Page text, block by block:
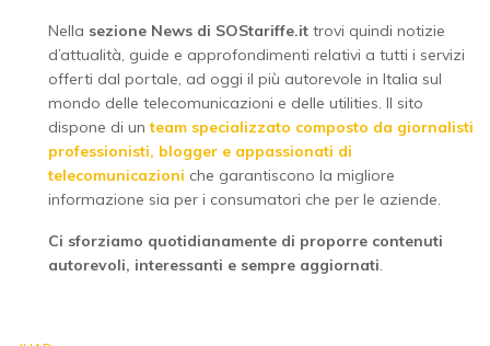
Nella sezione News di SOStariffe.it trovi quindi notizie
d’attualità, guide e approfondimenti relativi a tutti i servizi
offerti dal portale, ad oggi il più autorevole in Italia sul
mondo delle telecomunicazioni e delle utilities. Il sito
dispone di unteam specializzato composto da giornalisti
professionisti, blogger e appassionati di
telecomunicazioni che garantiscono la migliore
informazione sia per i consumatori che per le aziende.
Ci sforziamo quotidianamente di proporre contenuti
autorevoli, interessanti e sempre aggiornati.